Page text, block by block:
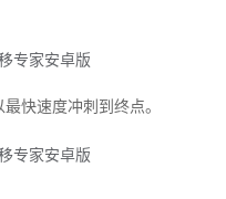
快速度冲刺到终点。